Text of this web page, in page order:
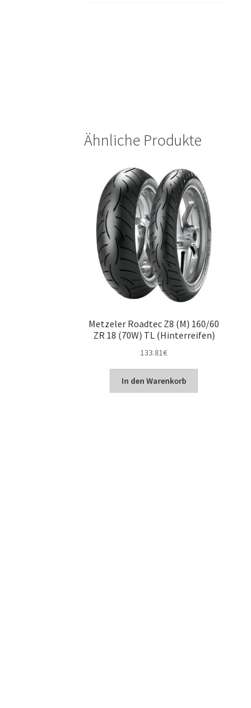
Ähnliche Produkte
Metzeler Roadtec Z8 (M) 160/60
ZR 18 (70W) TL (Hinterreifen)
133.81€
In den Warenkorb